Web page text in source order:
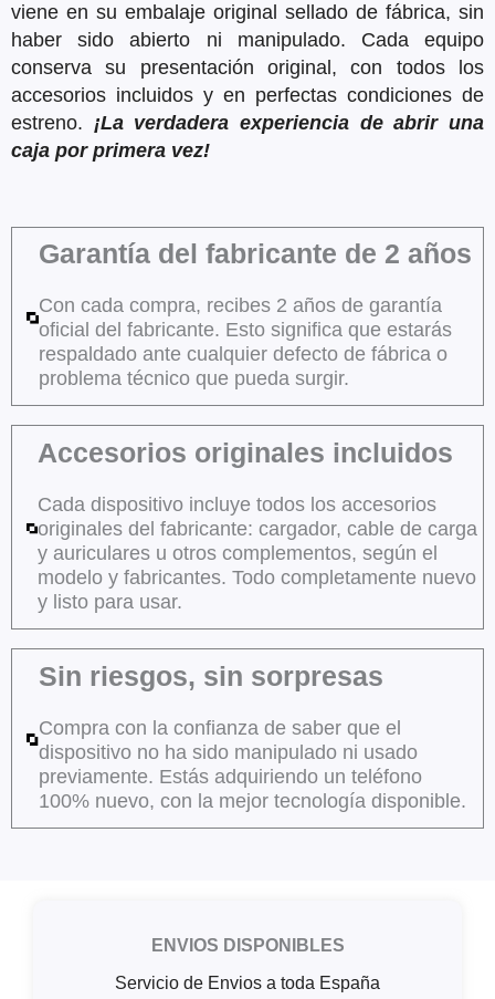
viene en su embalaje original sellado de fábrica, sin
haber sido abierto ni manipulado. Cada equipo
conserva su presentación original, con todos los
accesorios incluidos y en perfectas condiciones de
estreno. ¡La verdadera experiencia de abrir una
caja por primera vez!
Garantía del fabricante de 2 años
Con cada compra, recibes 2 años de garantía
oficial del fabricante. Esto significa que estarás
respaldado ante cualquier defecto de fábrica o
problema técnico que pueda surgir.
Accesorios originales incluidos
Cada dispositivo incluye todos los accesorios
originales del fabricante: cargador, cable de carga
y auriculares u otros complementos, según el
modelo y fabricantes. Todo completamente nuevo
y listo para usar.
Sin riesgos, sin sorpresas
Compra con la confianza de saber que el
dispositivo no ha sido manipulado ni usado
previamente. Estás adquiriendo un teléfono
100% nuevo, con la mejor tecnología disponible.
ENVIOS DISPONIBLES
Servicio de Envios a toda España